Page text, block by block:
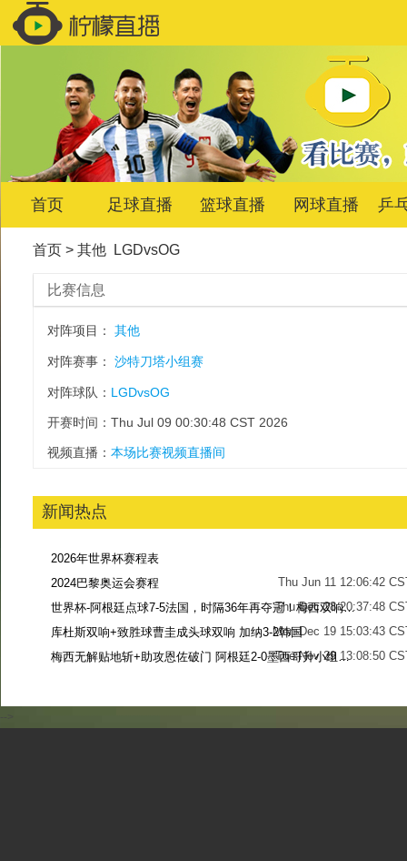
首页 足球直播 篮球直播 网球直播 乒
首页> 其他 LGDvsOG
比赛信息
对阵项目： 其他
对阵赛事： 沙特刀塔小组赛
对阵球队： LGDvsOG
开赛时间：Thu Jul 09 00:30:48 CST 2026
视频直播： 本场比赛视频直播间
新闻热点
2026年世界杯赛程表
Thu Jun 11 12:06:42
2024巴黎奥运会赛程
Thu Dec 28 20:37:48
世界杯-阿根廷点球7-5法国，时隔36年再夺冠！梅西双响姆巴佩戴帽
Mon Dec 19 15:03:43
库杜斯双响+致胜球曹圭成头球双响 加纳3-2韩国
Tue Nov 29 13:08:50
梅西无解贴地斩+助攻恩佐破门 阿根廷2-0墨西哥升小组第二